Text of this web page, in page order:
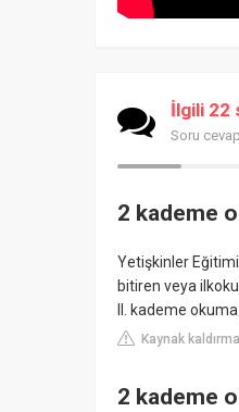
İlgili 22
Soru cevap
2 kademe
Yetişkinler Eğitimi
bitiren veya
II. kademe
Kaynak
2 kademe